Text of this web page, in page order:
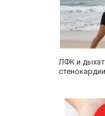
ЛФК и
стенокардии